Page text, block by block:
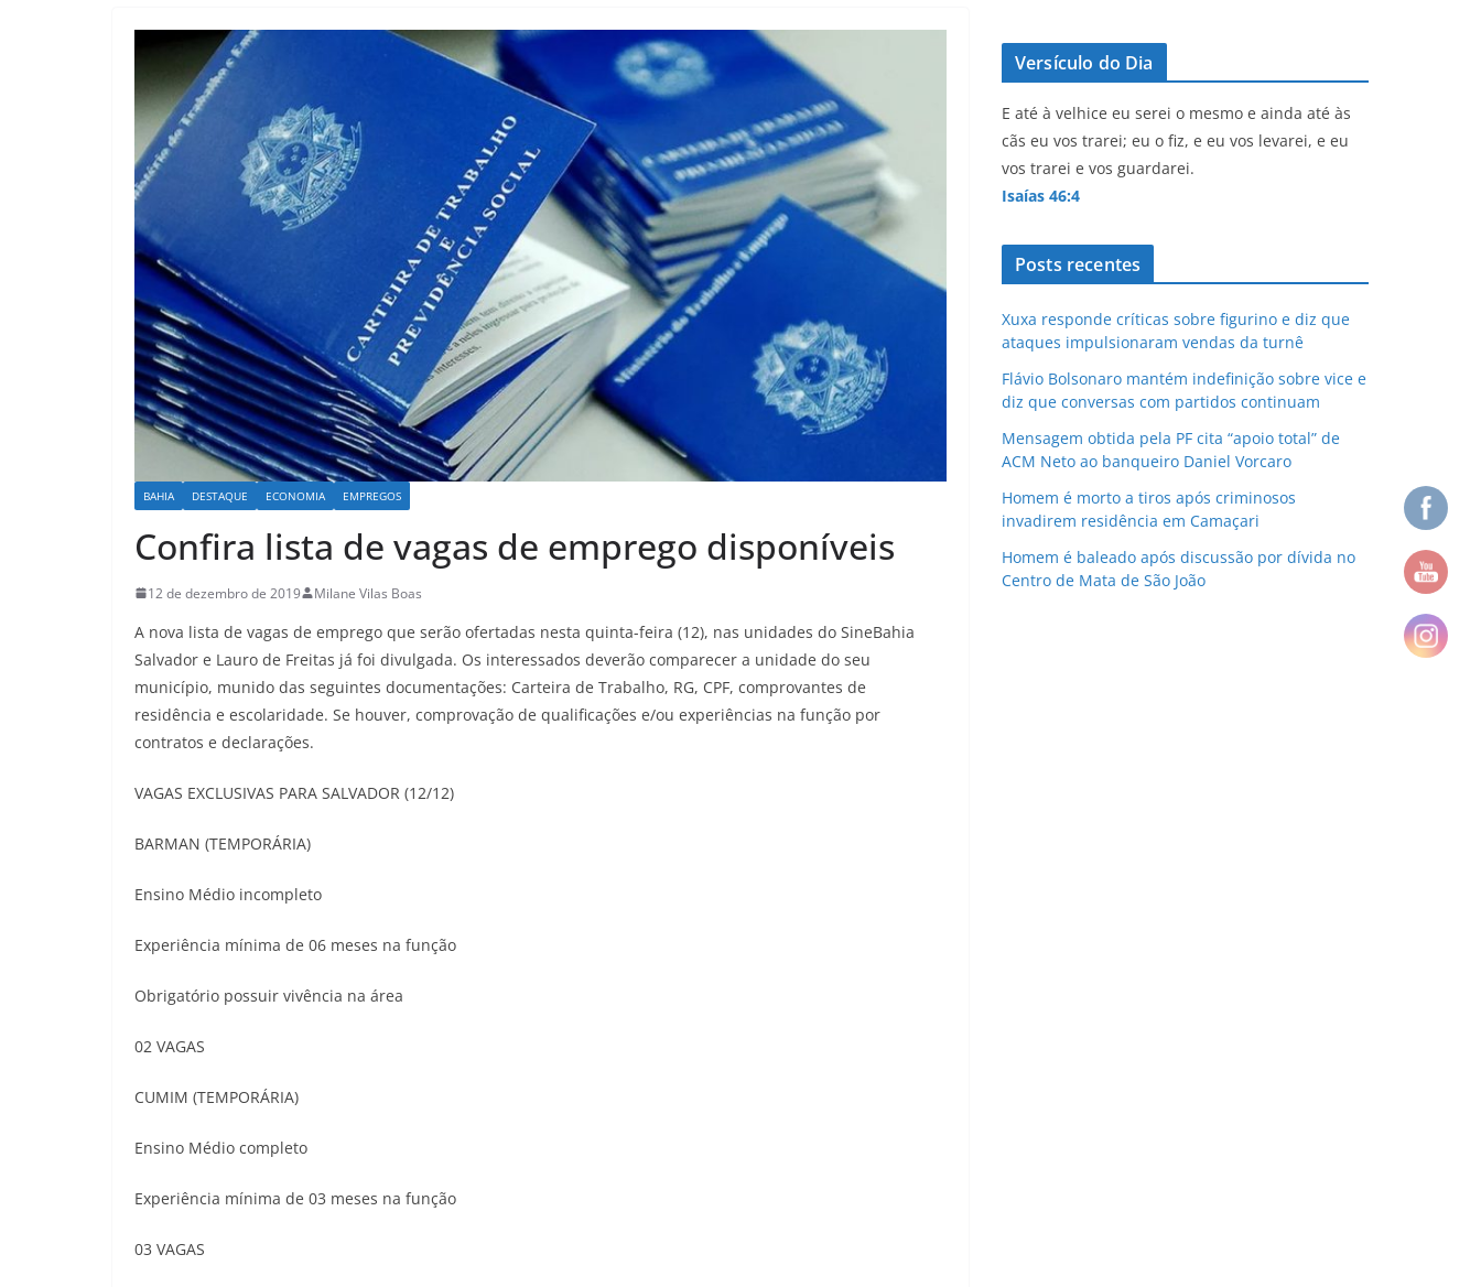
BAHIA DESTAQUE ECONOMIA EMPREGOS
Confira lista de vagas de emprego disponíveis
12 de dezembro de 2019 Milane Vilas Boas
A nova lista de vagas de emprego que serão ofertadas nesta quinta-feira (12), nas unidades do SineBahia
Salvador e Lauro de Freitas já foi divulgada. Os interessados deverão comparecer a unidade do seu
município, munido das seguintes documentações: Carteira de Trabalho, RG, CPF, comprovantes de
residência e escolaridade. Se houver, comprovação de qualificações e/ou experiências na função por
contratos e declarações.
VAGAS EXCLUSIVAS PARA SALVADOR (12/12)
BARMAN (TEMPORÁRIA)
Ensino Médio incompleto
Experiência mínima de 06 meses na função
Obrigatório possuir vivência na área
02 VAGAS
CUMIM (TEMPORÁRIA)
Ensino Médio completo
Experiência mínima de 03 meses na função
03 VAGAS
Versículo do Dia
E até à velhice eu serei o mesmo e ainda até às
cãs eu vos trarei; eu o fiz, e eu vos levarei, e eu
vos trarei e vos guardarei.
Isaías 46:4
Posts recentes
Xuxa responde críticas sobre figurino e diz que
ataques impulsionaram vendas da turnê
Flávio Bolsonaro mantém indefinição sobre vice e
diz que conversas com partidos continuam
Mensagem obtida pela PF cita “apoio total” de
ACM Neto ao banqueiro Daniel Vorcaro
Homem é morto a tiros após criminosos
invadirem residência em Camaçari
Homem é baleado após discussão por dívida no
Centro de Mata de São João